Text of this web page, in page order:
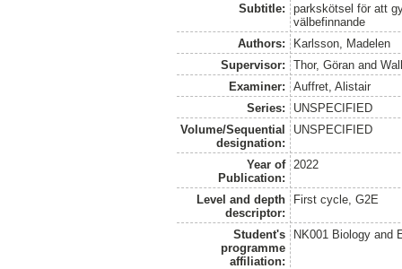
Subtitle:
parkskötsel för att
välbefinnande
Authors:
Karlsson, Madelen
Supervisor:
Thor, Göran and
Examiner:
Auffret, Alistair
Series:
UNSPECIFIED
Volume/Sequential
designation:
UNSPECIFIED
Year of
Publication:
2022
Level and depth
descriptor:
First cycle, G2E
Student's
programme
affiliation:
NK001 Biology and